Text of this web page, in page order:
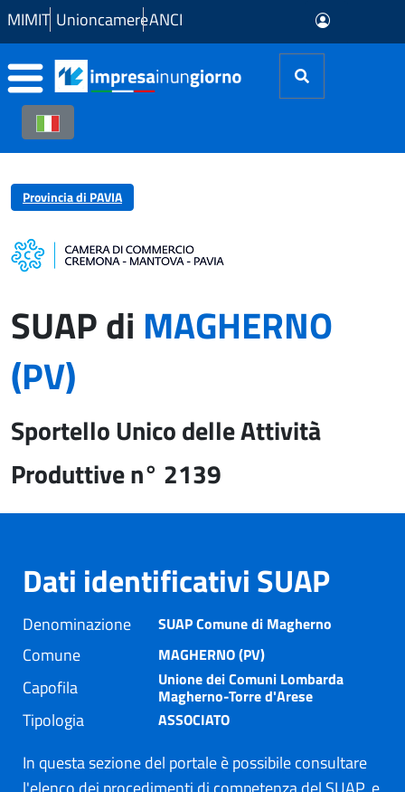
Skip to Main Content
MIMIT UnioncamereANCI
Provincia di PAVIA
SUAP di MAGHERNO
(PV)
Sportello Unico delle Attività
Produttive n° 2139
Dati identificativi SUAP
Denominazione SUAP Comune di Magherno
Comune MAGHERNO (PV)
Capofila Unione dei Comuni Lombarda
Magherno-Torre d'Arese
Tipologia ASSOCIATO
In questa sezione del portale è possibile consultare